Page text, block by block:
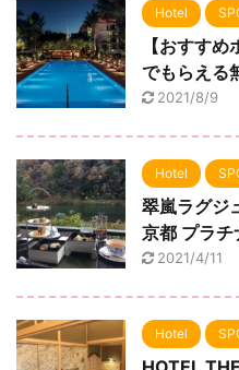
Hotel
【おすす
でもらえる
2021/8/9
Hotel
翠嵐ラグジ
京都 プラ
2021/4/11
Hotel